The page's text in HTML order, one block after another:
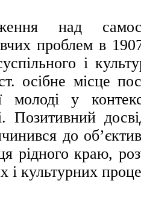
над
проблем в
і
осібне місце
молоді у
Позитивний
до
рідного краю,
і культурних